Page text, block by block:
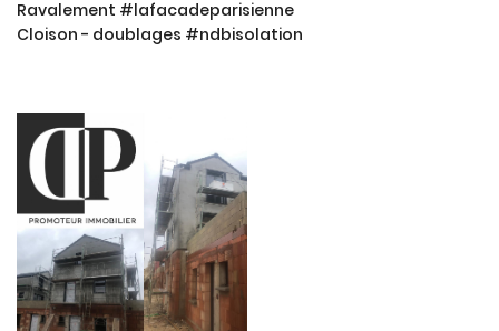
Ravalement #lafacadeparisienne
Cloison - doublages #ndbisolation